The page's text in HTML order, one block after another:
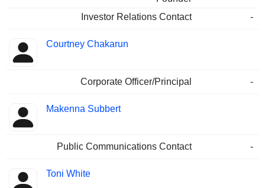
Investor Relations Contact
-
Courtney Chakarun
Corporate Officer/Principal -
Makenna Subbert
Public Communications Contact -
Toni White